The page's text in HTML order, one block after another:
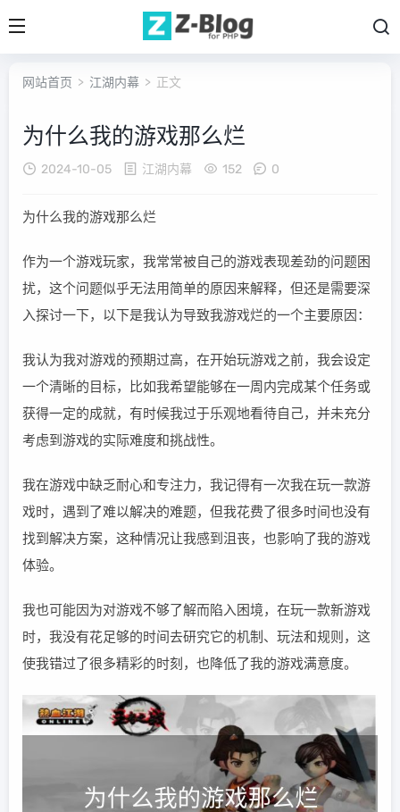
网站首页 > 江湖内幕 > 正文
为什么我的游戏那么烂
2024-10-05 江湖内幕 152 0
为什么我的游戏那么烂
作为一个游戏玩家，我常常被自己的游戏表现差劲的问题困
扰，这个问题似乎无法用简单的原因来解释，但还是需要深
入探讨一下，以下是我认为导致我游戏烂的一个主要原因：
我认为我对游戏的预期过高，在开始玩游戏之前，我会设定
一个清晰的目标，比如我希望能够在一周内完成某个任务或
获得一定的成就，有时候我过于乐观地看待自己，并未充分
考虑到游戏的实际难度和挑战性。
我在游戏中缺乏耐心和专注力，我记得有一次我在玩一款游
戏时，遇到了难以解决的难题，但我花费了很多时间也没有
找到解决方案，这种情况让我感到沮丧，也影响了我的游戏
体验。
我也可能因为对游戏不够了解而陷入困境，在玩一款新游戏
时，我没有花足够的时间去研究它的机制、玩法和规则，这
使我错过了很多精彩的时刻，也降低了我的游戏满意度。